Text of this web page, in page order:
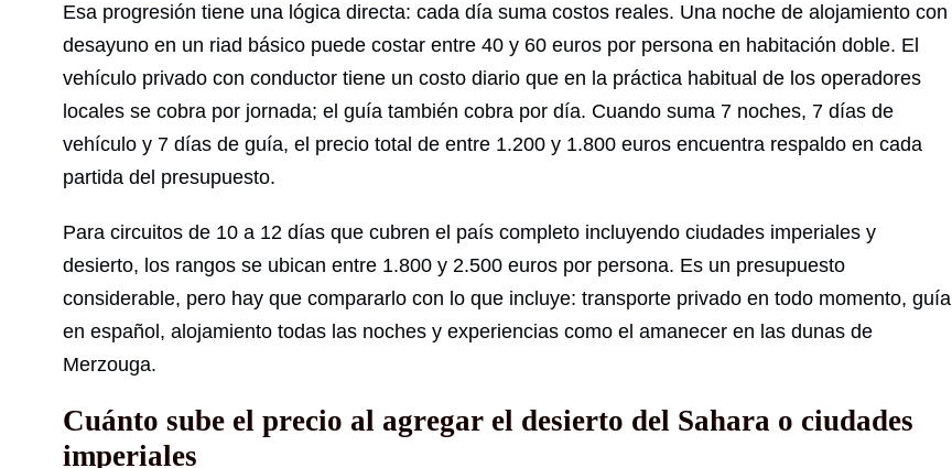
Esa progresión tiene una lógica directa: cada día suma costos reales. Una noche de alojamiento con
desayuno en un riad básico puede costar entre 40 y 60 euros por persona en habitación doble. El
vehículo privado con conductor tiene un costo diario que en la práctica habitual de los operadores
locales se cobra por jornada; el guía también cobra por día. Cuando suma 7 noches, 7 días de
vehículo y 7 días de guía, el precio total de entre 1.200 y 1.800 euros encuentra respaldo en cada
partida del presupuesto.
Para circuitos de 10 a 12 días que cubren el país completo incluyendo ciudades imperiales y
desierto, los rangos se ubican entre 1.800 y 2.500 euros por persona. Es un presupuesto
considerable, pero hay que compararlo con lo que incluye: transporte privado en todo momento, guía
en español, alojamiento todas las noches y experiencias como el amanecer en las dunas de
Merzouga.
Cuánto sube el precio al agregar el desierto del Sahara o ciudades
imperiales